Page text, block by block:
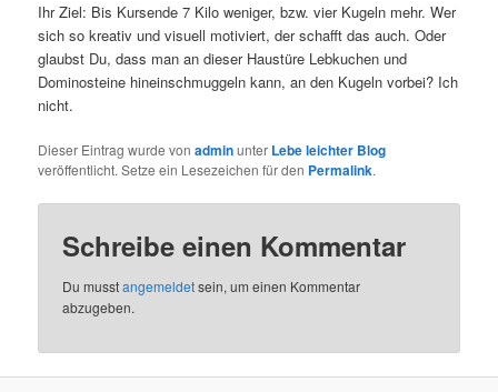
Ihr Ziel: Bis Kursende 7 Kilo weniger, bzw. vier Kugeln mehr. Wer
sich so kreativ und visuell motiviert, der schafft das auch. Oder
glaubst Du, dass man an dieser Haustüre Lebkuchen und
Dominosteine hineinschmuggeln kann, an den Kugeln vorbei? Ich
nicht.
Dieser Eintrag wurde vonadminunter Lebe leichter Blog
veröffentlicht. Setze ein Lesezeichen für den Permalink.
Schreibe einen Kommentar
Du musstangemeldetsein, um einen Kommentar
abzugeben.